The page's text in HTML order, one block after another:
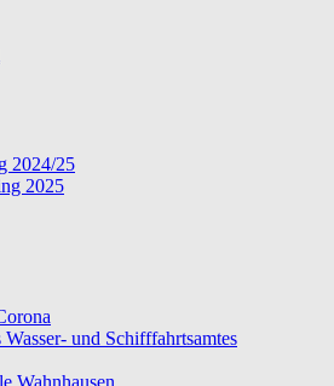
2024/25
2025
und Schifffahrtsamtes
Wahnhausen